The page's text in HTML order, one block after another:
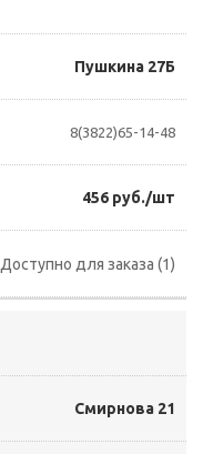
Пушкина 27Б
8(3822)65-14-48
456 руб./шт
Доступно для заказа (1)
Смирнова 21